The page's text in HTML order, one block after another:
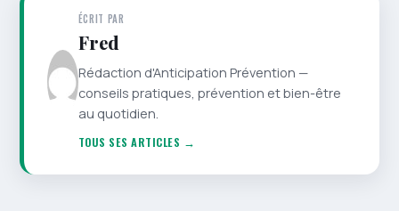
ÉCRIT PAR
Fred
Rédaction d'Anticipation Prévention —
conseils pratiques, prévention et bien-être
au quotidien.
TOUS SES ARTICLES →